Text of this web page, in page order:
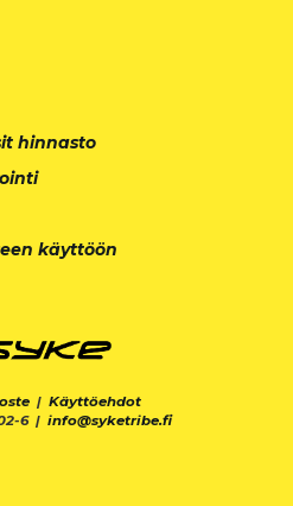
hinnasto
käyttöön
| Käyttöehdot
6 | info@syketribe.fi